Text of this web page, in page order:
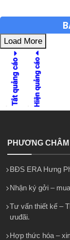
Load More
PHƯƠNG
BĐS ERA Hưng
Nhận ký gởi –
Tư vấn thiết kế –
ưuđãi.
Hợp thức hóa –